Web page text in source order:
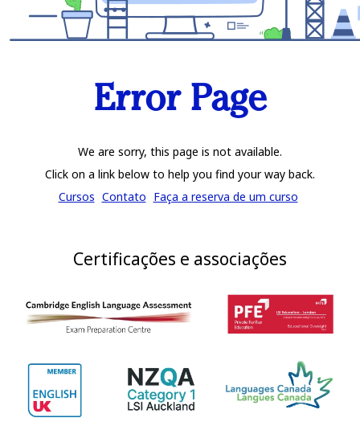
Error Page
We are sorry, this page is not available.
Click on a link below to help you find your way back.
Cursos Contato Faça a reserva de um curso
Certificações e associações